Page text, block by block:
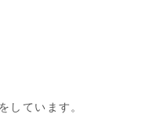
しています。